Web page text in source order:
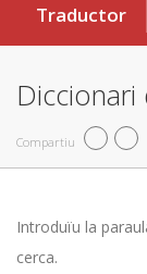
Traductor
Diccionari
Compartiu
Introduïu la
cerca.